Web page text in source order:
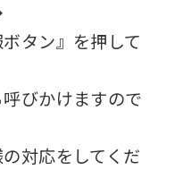
タン』を押して
びかけますので
対応をしてくだ